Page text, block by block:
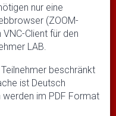
nur eine
(ZOOM-
Client für den
LAB.
beschränkt
ist Deutsch
werden im PDF Format